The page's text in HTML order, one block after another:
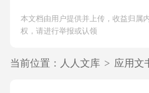
本文档由用户提供并上传，收益归属
权，请进行举报或认领
当前位置： 人人文库 > 应用文